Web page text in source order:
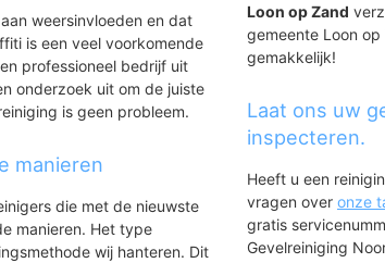
weersinvloeden en dat
is een veel voorkomende
professioneel bedrijf uit
onderzoek uit om de juiste
is geen probleem.
manieren
die met de nieuwste
manieren. Het type
wij hanteren. Dit
Loon op Zand
gemeente Loon
gemakkelijk!
Laat ons uw
inspecteren.
Heeft u een
vragen over onze
gratis
Gevelreiniging